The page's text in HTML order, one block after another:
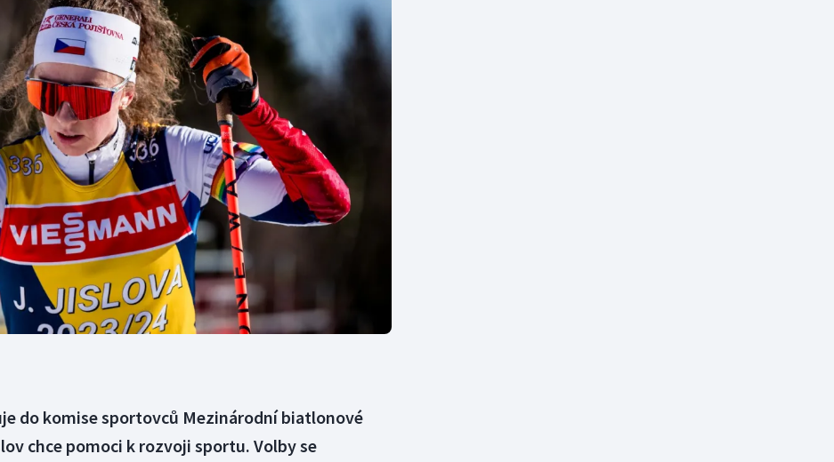
Moderní pětiboj
Motorsport
Olympijské hry
Parasport
Plavání
Plážový volejbal
Veslování
Vodní slalom
Volejbal
Ostatní
do komise sportovců Mezinárodní biatlonové
chce pomoci k rozvoji sportu. Volby se